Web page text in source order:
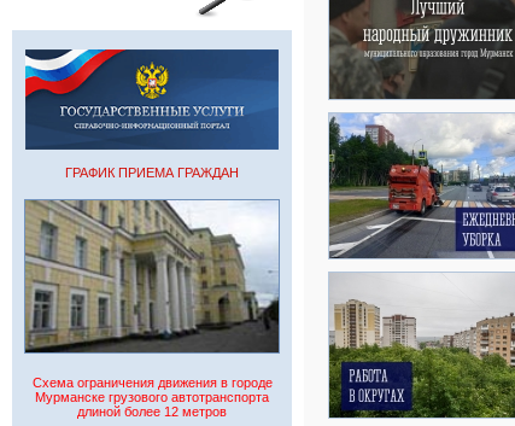
ГРАФИК ПРИЕМА ГРАЖДАН
Схема ограничения движения в городе
Мурманске грузового автотранспорта
длиной более 12 метров